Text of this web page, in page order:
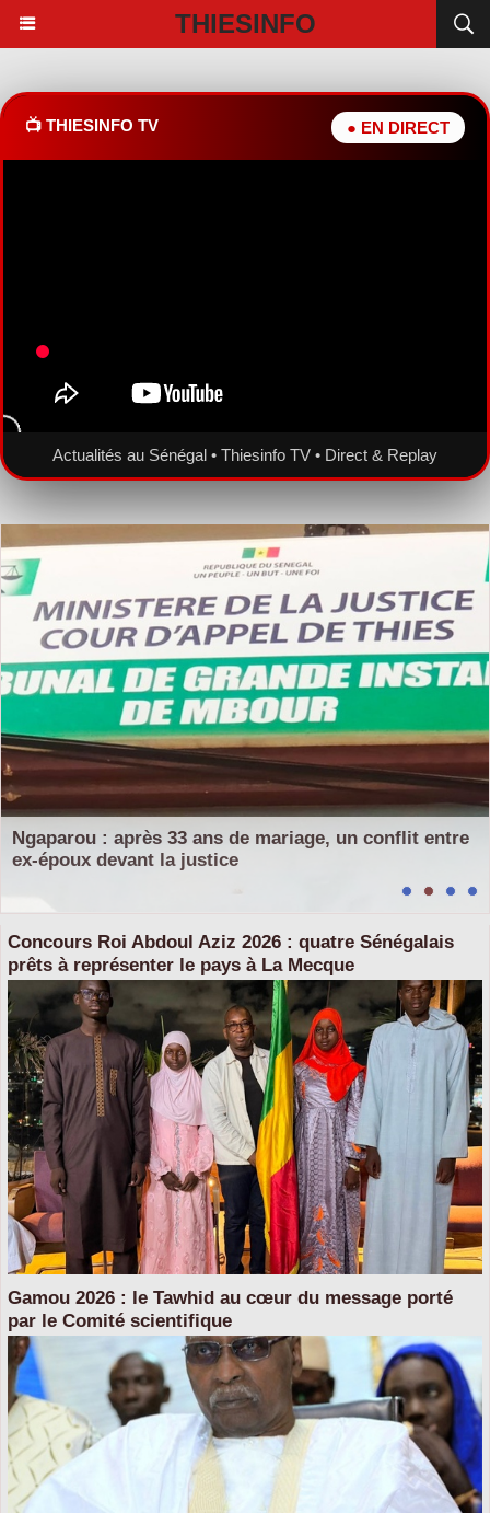
THIESINFO
📺 THIESINFO TV ● EN DIRECT
Actualités au Sénégal • Thiesinfo TV • Direct & Replay
Ngaparou : après 33 ans de mariage, un conflit entre
ex-époux devant la justice
Concours Roi Abdoul Aziz 2026 : quatre Sénégalais
prêts à représenter le pays à La Mecque
Gamou 2026 : le Tawhid au cœur du message porté
par le Comité scientifique